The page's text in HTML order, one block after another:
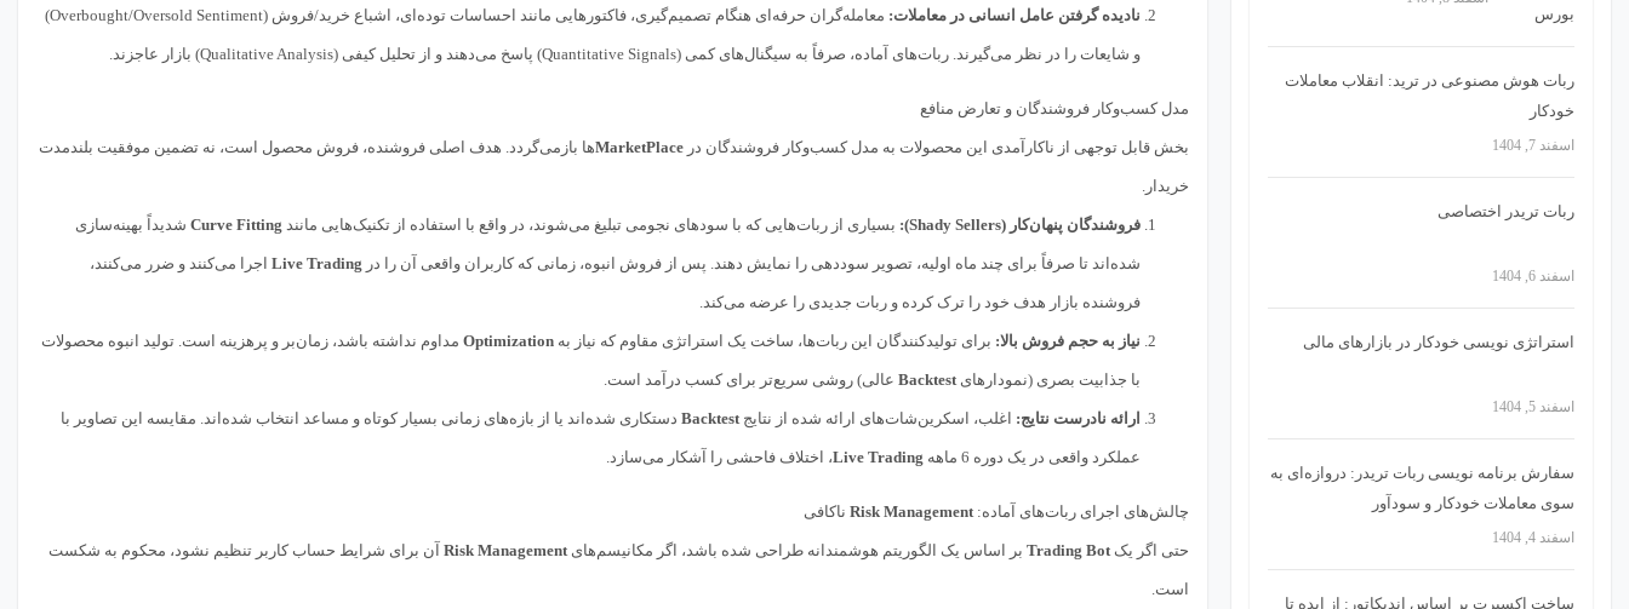
ربات هوش مصنوعی در ترید: انقلاب معاملات
خودکار
اسفند 7, 1404
ربات تریدر اختصاصی
اسفند 6, 1404
استراتژی‌ نویسی خودکار در بازارهای مالی
اسفند 5, 1404
سفارش برنامه نویسی ربات تریدر: دروازه‌ای به
سوی معاملات خودکار و سودآور
اسفند 4, 1404
ساخت اکسپرت بر اساس اندیکاتور: از ایده تا
نادیده گرفتن عامل انسانی در معاملات: معامله‌گران حرفه‌ای هنگام تصمیم‌گیری، فاکتورهایی مانند احساسات توده‌ای، اشباع خرید/فروش (Overbought/Oversold Sentiment)
و شایعات را در نظر می‌گیرند. ربات‌های آماده، صرفاً به سیگنال‌های کمی (Quantitative Signals) پاسخ می‌دهند و از تحلیل کیفی (Qualitative Analysis) بازار عاجزند.
مدل کسب‌وکار فروشندگان و تعارض منافع
بخش قابل توجهی از ناکارآمدی این محصولات به مدل کسب‌وکار فروشندگان درMarketPlaceها بازمی‌گردد. هدف اصلی فروشنده، فروش محصول است، نه تضمین موفقیت بلندمدت
خریدار.
فروشندگان پنهان‌کار (Shady Sellers): بسیاری از ربات‌هایی که با سودهای نجومی تبلیغ می‌شوند، در واقع با استفاده از تکنیک‌هایی مانند Curve Fitting شدیداً بهینه‌سازی
شده‌اند تا صرفاً برای چند ماه اولیه، تصویر سوددهی را نمایش دهند. پس از فروش انبوه، زمانی که کاربران واقعی آن را در Live Trading اجرا می‌کنند و ضرر می‌کنند،
فروشنده بازار هدف خود را ترک کرده و ربات جدیدی را عرضه می‌کند.
نیاز به حجم فروش بالا: برای تولیدکنندگان این ربات‌ها، ساخت یک استراتژی مقاوم که نیاز بهOptimization مداوم نداشته باشد، زمان‌بر و پرهزینه است. تولید انبوه محصولات
با جذابیت بصری (نمودارهایBacktest عالی) روشی سریع‌تر برای کسب درآمد است.
ارائه نادرست نتایج: اغلب، اسکرین‌شات‌های ارائه شده از نتایجBacktest دستکاری شده‌اند یا از بازه‌های زمانی بسیار کوتاه و مساعد انتخاب شده‌اند. مقایسه این تصاویر با
عملکرد واقعی در یک دوره 6 ماهه Live Trading، اختلاف فاحشی را آشکار می‌سازد.
چالش‌های اجرای ربات‌های آماده:Risk Management ناکافی
حتی اگر یکTrading Bot بر اساس یک الگوریتم هوشمندانه طراحی شده باشد، اگر مکانیسم‌هایRisk Management آن برای شرایط حساب کاربر تنظیم نشود، محکوم به شکست
است.